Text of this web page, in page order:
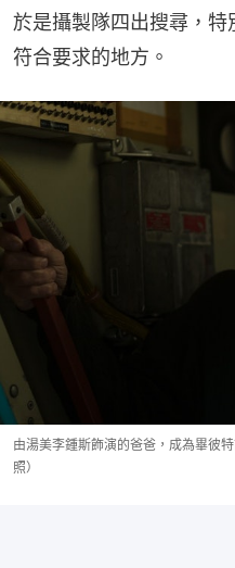
於是攝製隊四出搜尋，
符合要求的地方。
由湯美李鍾斯飾演的爸爸，成為畢彼
照）